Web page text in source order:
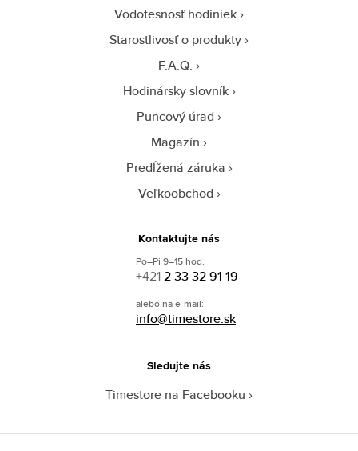
Vodotesnosť hodiniek
Starostlivosť o produkty
F.A.Q.
Hodinársky slovník
Puncový úrad
Magazín
Predĺžená záruka
Veľkoobchod
Kontaktujte nás
Po–Pi 9–15 hod.
+4212 33 32 91 19
alebo na e-mail:
info@timestore.sk
Sledujte nás
Timestore na Facebooku